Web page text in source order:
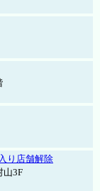
り店舗解除
山3F